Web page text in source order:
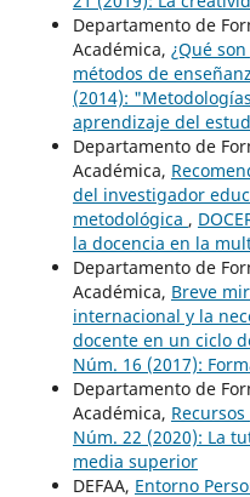
Departamento de
Académica, ¿Qué
métodos de
(2014):
aprendizaje del
Departamento de
Académica,
del investigador
metodológica ,
la docencia en la
Departamento de
Académica, Breve
internacional y la
docente en un ciclo
Núm. 16 (2017):
Departamento de
Académica,
Núm. 22 (2020): La
media superior
DEFAA, Entorno